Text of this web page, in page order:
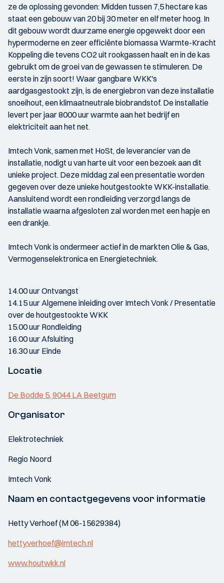
ze de oplossing gevonden: Midden tussen 7,5 hectare kas
staat een gebouw van 20 bij 30 meter en elf meter hoog. In
dit gebouw wordt duurzame energie opgewekt door een
hypermoderne en zeer efficiënte biomassa Warmte-Kracht
Koppeling die tevens CO2 uit rookgassen haalt en in de kas
gebruikt om de groei van de gewassen te stimuleren. De
eerste in zijn soort! Waar gangbare WKK's
aardgasgestookt zijn, is de energiebron van deze installatie
snoeihout, een klimaatneutrale biobrandstof. De installatie
levert per jaar 8000 uur warmte aan het bedrijf en
elektriciteit aan het net.
Imtech Vonk, samen met HoSt, de leverancier van de
installatie, nodigt u van harte uit voor een bezoek aan dit
unieke project. Deze middag zal een presentatie worden
gegeven over deze unieke houtgestookte WKK-installatie.
Aansluitend wordt een rondleiding verzorgd langs de
installatie waarna afgesloten zal worden met een hapje en
een drankje.
Imtech Vonk is ondermeer actief in de markten Olie & Gas,
Vermogenselektronica en Energietechniek.
14.00 uur Ontvangst
14.15 uur Algemene inleiding over Imtech Vonk / Presentatie
over de houtgestookte WKK
15.00 uur Rondleiding
16.00 uur Afsluiting
16.30 uur Einde
Locatie
De Bodde 5, 9044 LA Beetgum
Organisator
Elektrotechniek
Regio Noord
Imtech Vonk
Naam en contactgegevens voor informatie
Hetty Verhoef (M 06-15629384)
hetty.verhoef@imtech.nl
www.houtwkk.nl